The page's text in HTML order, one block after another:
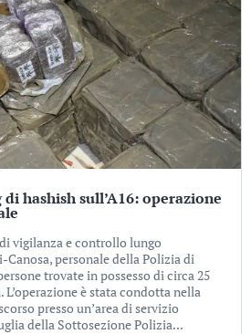
hashish sull’A16: operazione
vigilanza e controllo lungo
Canosa, personale della Polizia di
trovate in possesso di circa 25
è stata condotta nella
presso un’area di servizio
della Sottosezione Polizia...